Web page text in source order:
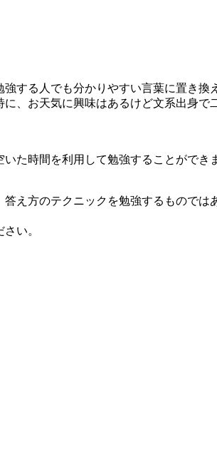
する人でも分かりやすい言葉に置き換
、お天気に興味はあるけど文系出身
た時間を利用して勉強することができ
え方のテクニックを勉強するものでは
い。